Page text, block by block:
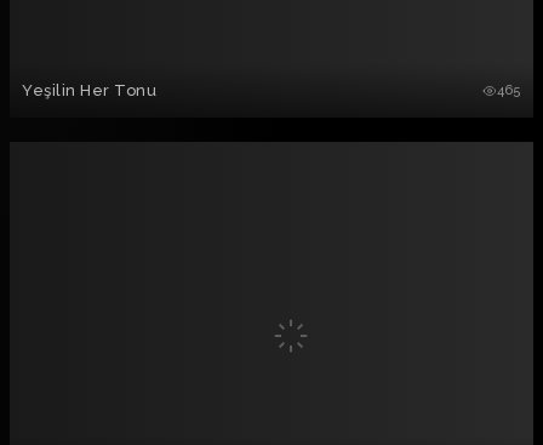
Yeşilin Her Tonu 465